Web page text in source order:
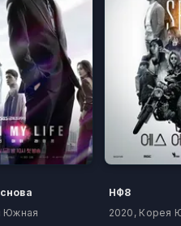
Южная
НФ8
2020, Корея